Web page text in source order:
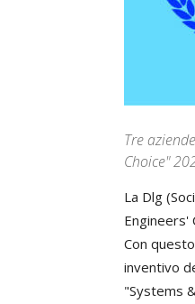
Tre
Choice"
La Dlg
Engineers'
Con questo
inventivo
"Systems